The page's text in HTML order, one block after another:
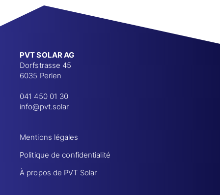
PVT SOLAR AG
Dorfstrasse 45
6035 Perlen
041 450 01 30
info@pvt.solar
Mentions légales
Politique de confidentialité
À propos de PVT Solar